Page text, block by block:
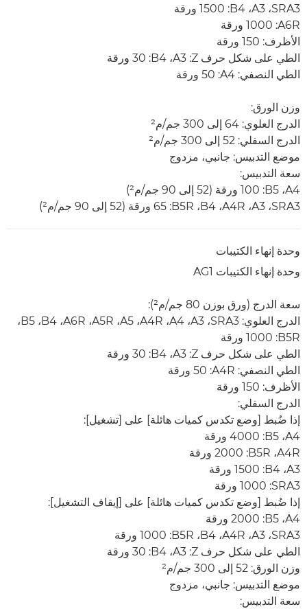
SRA3‏، A3‏، B4‏: 1500 ورقة
A6R‏: 1000 ورقة
الأظرف: 150 ورقة
الطي على شكل حرف Z‏: A3‏، B4‏: 30 ورقة
الطي النصفي: A4:‏ 50 ورقة
وزن الورق:
الدرج العلوي: 64 إلى 300 جم/م²
الدرج السفلي: 52 إلى 300 جم/م²
موضع التدبيس: جانبي،‏ مزدوج
سعة التدبيس:
A4،‏ B5:‏ 100 ورقة (52 إلى 90 جم/م²)
SRA3، ‏A3‏، A4R‏، B4‏، B5R‏: 65 ورقة (52 إلى 90 جم/م²)
وحدة إنهاء الكتيبات
وحدة إنهاء الكتيبات AG1
سعة الدرج (ورق بوزن 80 جم/م²):
الدرج العلوي: SRA3،‏ A3،‏ A4،‏ A4R،‏ A5،‏ A5R،‏ A6R،‏ B4،‏ B5،‏
B5R‏: 1000 ورقة
الطي على شكل حرف Z‏: A3‏، B4‏: 30 ورقة
الطي النصفي: A4R:‏ 50 ورقة
الأظرف: 150 ورقة
الدرج السفلي:
إذا ضُبط [وضع تكدس كميات هائلة] على [تشغيل]:
A4، ‏B5: ‏4000 ورقة
A4R، ‏B5R: ‏2000 ورقة
A3‏، B4‏: 1500 ورقة
SRA3‏: 1000 ورقة
إذا ضُبط [وضع تكدس كميات هائلة] على [إيقاف التشغيل]:
A4‏، B5‏: 2000 ورقة
SRA3،‏ A3،‏ A4R،‏ B4،‏ B5R‏: 1000 ورقة
الطي على شكل حرف Z‏: A3‏، B4‏: 30 ورقة
وزن الورق: 52 إلى 300 جم/م²
موضع التدبيس: جانبي،‏ مزدوج
سعة التدبيس: